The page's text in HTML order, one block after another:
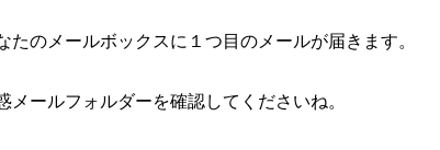
たのメールボックスに１つ目のメールが届きます。
メールフォルダーを確認してくださいね。